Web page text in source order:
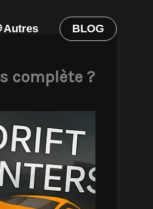
Autres BLOG
complète ?